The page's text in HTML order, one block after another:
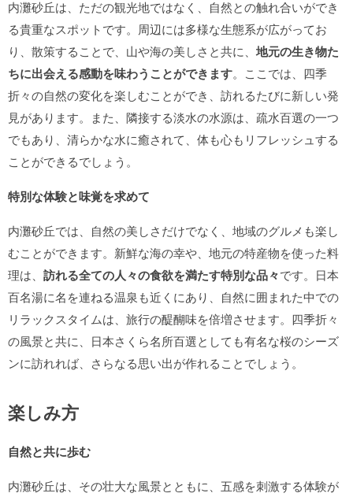
内灘砂丘は、ただの観光地ではなく、自然との触れ合いができ
る貴重なスポットです。周辺には多様な生態系が広がってお
り、散策することで、山や海の美しさと共に、 地元の生き物た
ちに出会える感動を味わうことができます。ここでは、四季
折々の自然の変化を楽しむことができ、訪れるたびに新しい発
見があります。また、隣接する淡水の水源は、疏水百選の一つ
でもあり、清らかな水に癒されて、体も心もリフレッシュする
ことができるでしょう。
特別な体験と味覚を求めて
内灘砂丘では、自然の美しさだけでなく、地域のグルメも楽し
むことができます。新鮮な海の幸や、地元の特産物を使った料
理は、 訪れる全ての人々の食欲を満たす特別な品々です。日本
百名湯に名を連ねる温泉も近くにあり、自然に囲まれた中での
リラックスタイムは、旅行の醍醐味を倍増させます。四季折々
の風景と共に、日本さくら名所百選としても有名な桜のシーズ
ンに訪れれば、さらなる思い出が作れることでしょう。
楽しみ方
自然と共に歩む
内灘砂丘は、その壮大な風景とともに、五感を刺激する体験が